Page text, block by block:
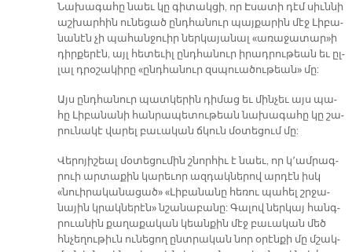
Նա­խա­գա­հը նաեւ կը գի­տակ­ցի, որ Է­սա­տի դէմ սիւն­նի
աշ­խար­հին ու­նե­ցած ընդ­հա­նուր պայ­քա­րին մէջ Լի­բա­
նա­նէն չի պա­հան­ջուիր ներ­կա­յա­նալ «ա­ռա­ջա­տար»ի
դիր­քե­րէն, այլ հե­տե­ւիլ ընդ­հա­նուր ի­րադ­րու­թեան եւ ըլ­
լալ դրօ­շա­կի­րը «ընդ­հա­նուր զսպուա­ծու­թեան» մը:
Այս ընդ­հա­նուր պատ­կե­րին դի­մաց եւ մին­չեւ այս պա­
հը Լի­բա­նա­նի հան­րա­պե­տու­թեան նա­խա­գա­հը կը շա­
րու­նա­կէ վա­րել բա­ւա­կան ճկուն մօ­տե­ցում մը:
Վե­րո­յի­շեալ մօ­տե­ցու­մին շնոր­հիւ է նաեւ, որ կ՚ամ­րագ­
րուի ար­տա­քին կա­րե­ւոր ազ­դակ­նե­րով ար­դէն իսկ
«նուի­րա­կա­նա­ցած» «Լի­բա­նա­նը հե­ռու պա­հել շրջա­
նա­յին կրակ­նե­րէն» նշա­նա­բա­նը: Գա­լով ներ­կայ հանգ­
րուա­նին քա­ղա­քա­կան կեան­քին մէջ բա­ւա­կան մեծ
հնչե­ղու­թիւն ու­նե­ցող ընտ­րա­կան նոր օ­րէն­քի մը մշակ­